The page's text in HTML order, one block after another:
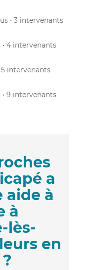
• 3 intervenants
• 4 intervenants
5 intervenants
• 9 intervenants
a
aide à
à
lès-
en